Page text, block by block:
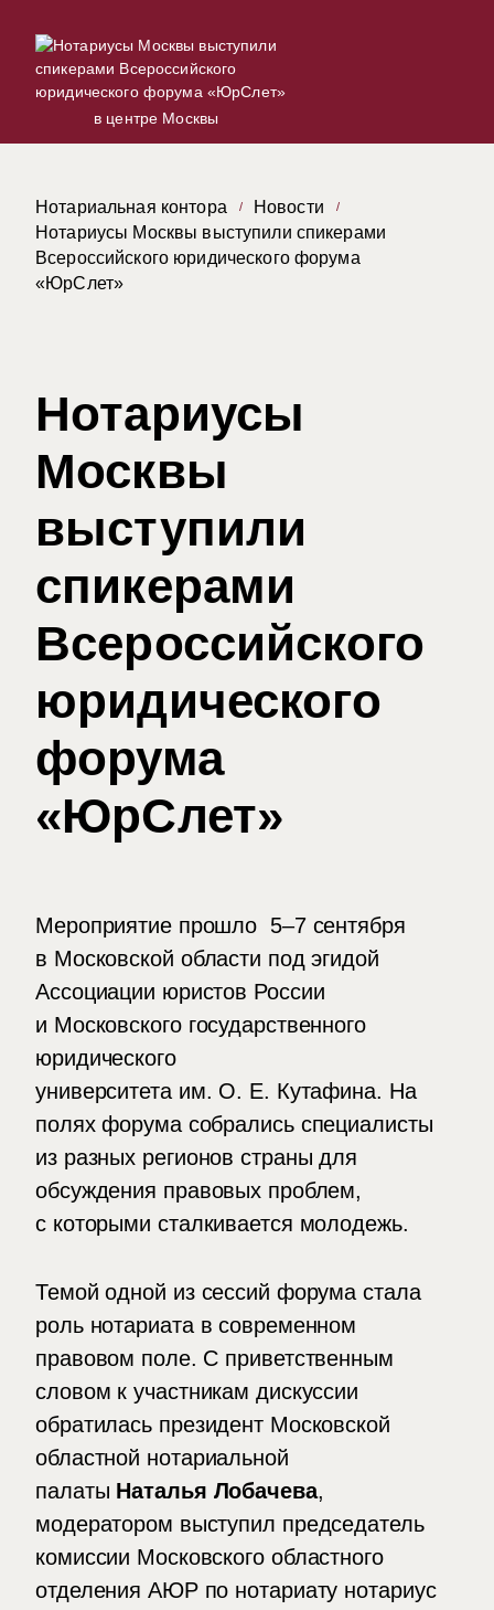
в центре Москвы
Нотариальная контора
Новости
Нотариусы Москвы выступили спикерами
Всероссийского юридического форума
«ЮрСлет»
Нотариусы
Москвы
выступили
спикерами
Всероссийского
юридического
форума
«ЮрСлет»
Мероприятие прошло 5–7 сентября
в Московской области под эгидой
Ассоциации юристов России
и Московского государственного
юридического
университета им. О. Е. Кутафина. На
полях форума собрались специалисты
из разных регионов страны для
обсуждения правовых проблем,
с которыми сталкивается молодежь.
Темой одной из сессий форума стала
роль нотариата в современном
правовом поле. С приветственным
словом к участникам дискуссии
обратилась президент Московской
областной нотариальной
палаты Наталья Лобачева,
модератором выступил председатель
комиссии Московского областного
отделения АЮР по нотариату нотариус